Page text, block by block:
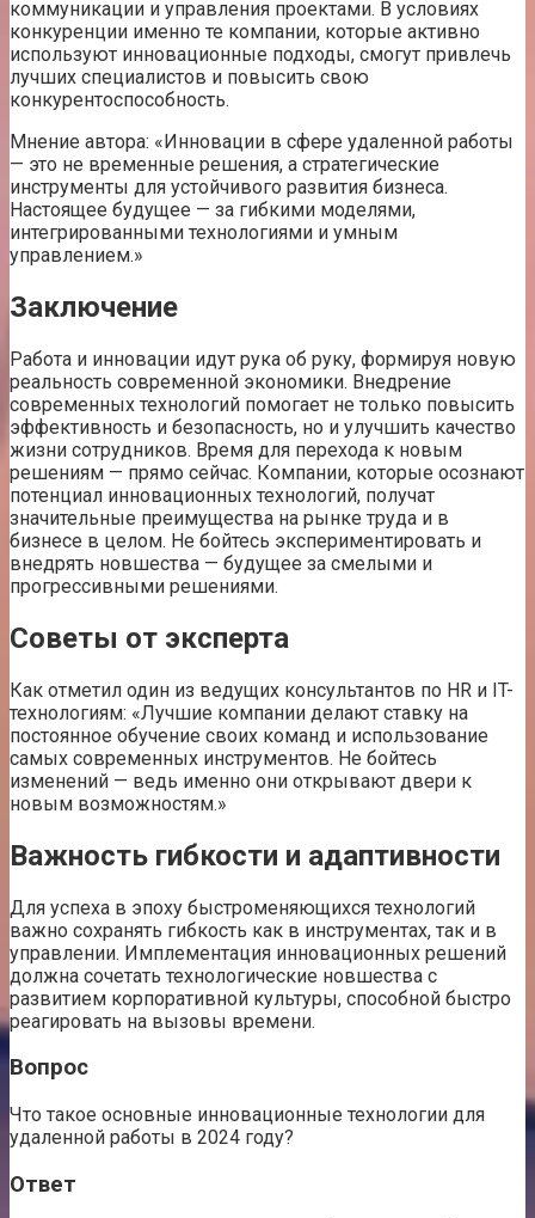
коммуникации и управления проектами. В условиях
конкуренции именно те компании, которые активно
используют инновационные подходы, смогут привлечь
лучших специалистов и повысить свою
конкурентоспособность.
Мнение автора: «Инновации в сфере удаленной работы
— это не временные решения, а стратегические
инструменты для устойчивого развития бизнеса.
Настоящее будущее — за гибкими моделями,
интегрированными технологиями и умным
управлением.»
Заключение
Работа и инновации идут рука об руку, формируя новую
реальность современной экономики. Внедрение
современных технологий помогает не только повысить
эффективность и безопасность, но и улучшить качество
жизни сотрудников. Время для перехода к новым
решениям — прямо сейчас. Компании, которые осознают
потенциал инновационных технологий, получат
значительные преимущества на рынке труда и в
бизнесе в целом. Не бойтесь экспериментировать и
внедрять новшества — будущее за смелыми и
прогрессивными решениями.
Советы от эксперта
Как отметил один из ведущих консультантов по HR и IT-
технологиям: «Лучшие компании делают ставку на
постоянное обучение своих команд и использование
самых современных инструментов. Не бойтесь
изменений — ведь именно они открывают двери к
новым возможностям.»
Важность гибкости и адаптивности
Для успеха в эпоху быстроменяющихся технологий
важно сохранять гибкость как в инструментах, так и в
управлении. Имплементация инновационных решений
должна сочетать технологические новшества с
развитием корпоративной культуры, способной быстро
реагировать на вызовы времени.
Вопрос
Что такое основные инновационные технологии для
удаленной работы в 2024 году?
Ответ